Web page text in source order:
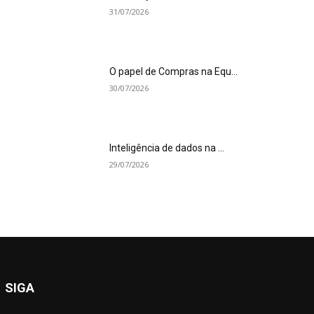
31/07/2026
O papel de Compras na Equ...
30/07/2026
Inteligência de dados na ...
29/07/2026
SIGA